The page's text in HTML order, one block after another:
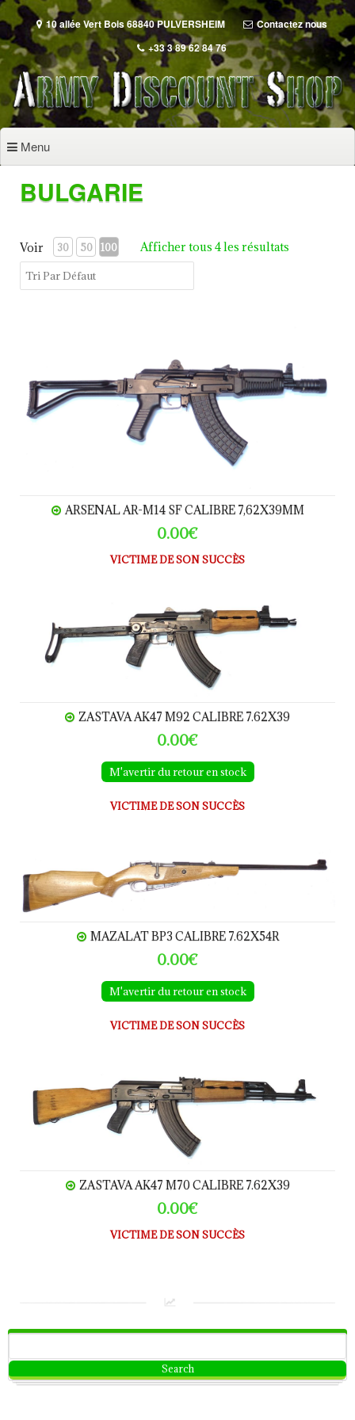
Aller
au
contenu
principal
10 allée Vert Bois 68840 PULVERSHEIM
Contactez nous
+33 3 89 62 84 76
Menu
BULGARIE
Voir 30 50 100 Afficher tous 4 les résultats
ARSENAL AR-M14 SF CALIBRE 7,62X39MM
0.00€
VICTIME DE SON SUCCÈS
Zastava AK47 M92 calibre 7.62x39
ZASTAVA AK47 M92 CALIBRE 7.62X39
0.00€
M'avertir du retour en stock
VICTIME DE SON SUCCÈS
MAZALAT BP3 calibre 7.62x54R
MAZALAT BP3 CALIBRE 7.62X54R
0.00€
M'avertir du retour en stock
VICTIME DE SON SUCCÈS
Zastava AK47 M70 calibre 7.62x39
ZASTAVA AK47 M70 CALIBRE 7.62X39
0.00€
VICTIME DE SON SUCCÈS